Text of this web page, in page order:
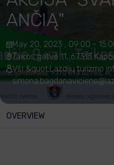
ANČIĄ"
May 20, 2023 , 09:00 -
Taikos gatvė 11, 67313
VšĮ &quot;Lazdijų turizmo
OVERVIEW